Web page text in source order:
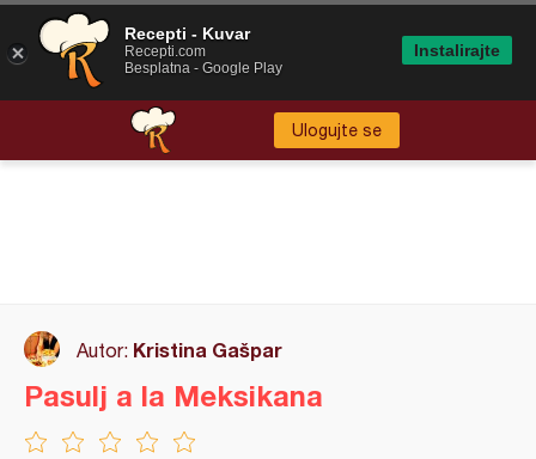
Ulogujte se
Autor: Kristina Gašpar
Pasulj a la Meksikana
Recepti - Kuvar
Recepti.com
Besplatna - Google Play
Instalirajte